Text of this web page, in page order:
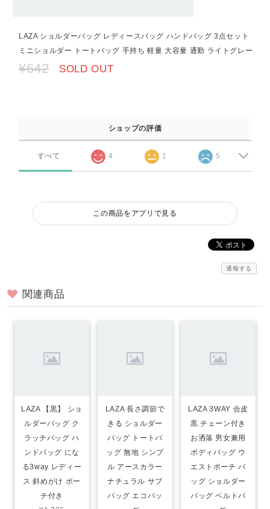
LAZA ショルダーバッグ レディースバッグ ハンドバッグ 3点セット
ミニショルダー トートバッグ 手持ち 軽量 大容量 通勤 ライトグレー
¥642 SOLD OUT
ショップの評価
すべて 4 1 5
この商品をアプリで見る
通報する
関連商品
LAZA 【黒】 ショ
ルダーバッグ ク
ラッチバッグ ハ
ンドバッグ にな
る3way レディー
ス 斜めがけ ポー
チ付き
LAZA 長さ調節で
きる ショルダー
バッグ トートバ
ッグ 無地 シンプ
ル アースカラー
ナチュラル サブ
バッグ エコバッ
LAZA 3WAY 合皮
黒 チェーン付き
お洒落 男女兼用
ボディバッグ ウ
エストポーチ バ
ッグ ショルダー
バッグ ベルトバ